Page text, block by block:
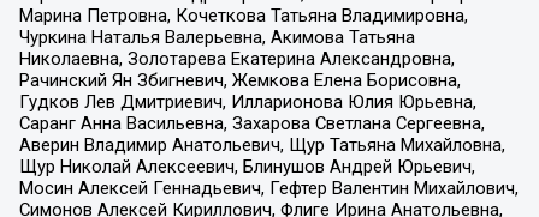
Марина Петровна, Кочеткова Татьяна Владимировна,
Чуркина Наталья Валерьевна, Акимова Татьяна
Николаевна, Золотарева Екатерина Александровна,
Рачинский Ян Збигневич, Жемкова Елена Борисовна,
Гудков Лев Дмитриевич, Илларионова Юлия Юрьевна,
Саранг Анна Васильевна, Захарова Светлана Сергеевна,
Аверин Владимир Анатольевич, Щур Татьяна Михайловна,
Щур Николай Алексеевич, Блинушов Андрей Юрьевич,
Мосин Алексей Геннадьевич, Гефтер Валентин Михайлович,
Симонов Алексей Кириллович, Флиге Ирина Анатольевна,